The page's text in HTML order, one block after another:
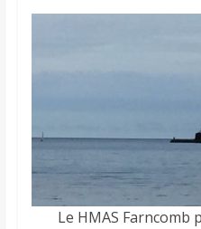
Le HMAS Farncomb